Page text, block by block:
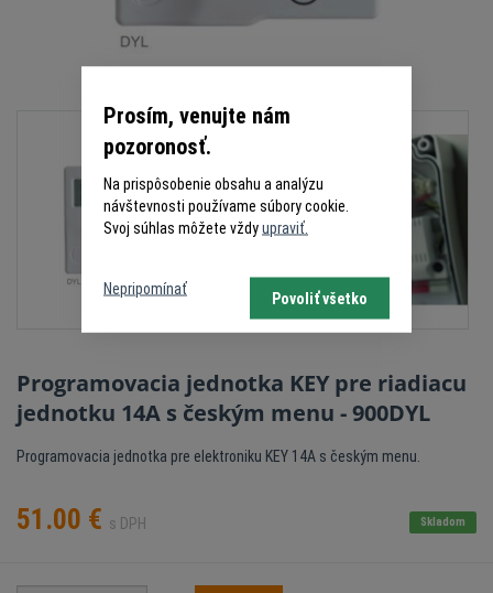
Programovacia jednotka KEY pre riadiacu
jednotku 14A s českým menu - 900DYL
Programovacia jednotka pre elektroniku KEY 14A s českým menu.
51.00 € s DPH Skladom
Prosím, venujte nám
pozoronosť.
Na prispôsobenie obsahu a analýzu
návštevnosti používame súbory cookie.
Svoj súhlas môžete vždyupraviť.
Nepripomínať
Povoliť všetko